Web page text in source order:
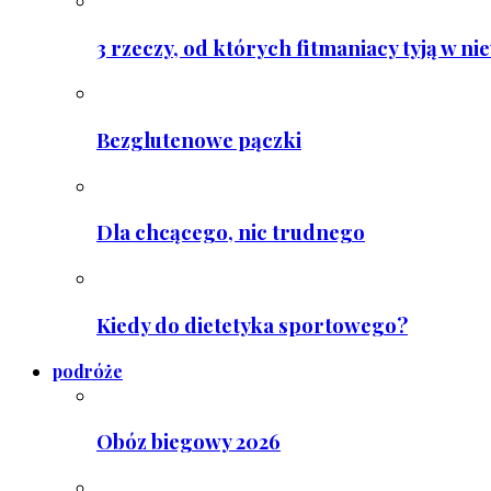
3 rzeczy, od których fitmaniacy tyją w
Bezglutenowe pączki
Dla chcącego, nic trudnego
Kiedy do dietetyka sportowego?
podróże
Obóz biegowy 2026